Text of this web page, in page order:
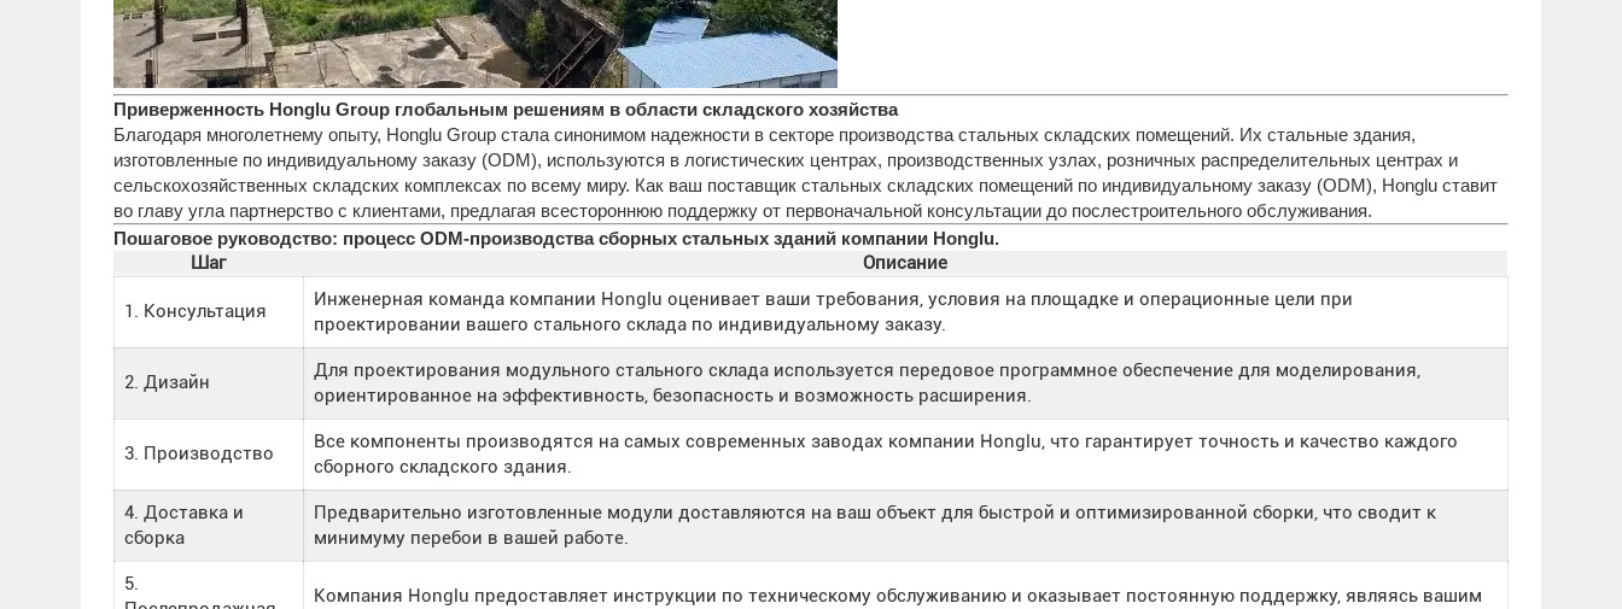
Приверженность Honglu Group глобальным решениям в области складского хозяйства
Благодаря многолетнему опыту, Honglu Group стала синонимом надежности в секторе производства стальных складских помещений. Их стальные здания,
изготовленные по индивидуальному заказу (ODM), используются в логистических центрах, производственных узлах, розничных распределительных центрах и
сельскохозяйственных складских комплексах по всему миру. Как ваш поставщик стальных складских помещений по индивидуальному заказу (ODM), Honglu ставит
во главу угла партнерство с клиентами, предлагая всестороннюю поддержку от первоначальной консультации до послестроительного обслуживания.
Пошаговое руководство: процесс ODM-производства сборных стальных зданий компании Honglu.
Шаг Описание
1. Консультация
Инженерная команда компании Honglu оценивает ваши требования, условия на площадке и операционные цели при
проектировании вашего стального склада по индивидуальному заказу.
2. Дизайн
Для проектирования модульного стального склада используется передовое программное обеспечение для моделирования,
ориентированное на эффективность, безопасность и возможность расширения.
3. Производство
Все компоненты производятся на самых современных заводах компании Honglu, что гарантирует точность и качество каждого
сборного складского здания.
4. Доставка и
сборка
Предварительно изготовленные модули доставляются на ваш объект для быстрой и оптимизированной сборки, что сводит к
минимуму перебои в вашей работе.
5.
Компания Honglu предоставляет инструкции по техническому обслуживанию и оказывает постоянную поддержку, являясь вашим